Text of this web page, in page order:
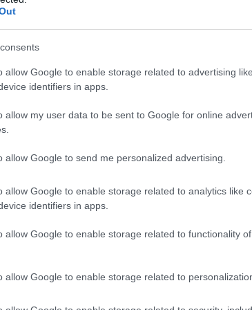
allow Google to enable storage related to advertising
identifiers in apps.
allow my user data to be sent to Google for online
allow Google to send me personalized advertising.
allow Google to enable storage related to analytics like
identifiers in apps.
allow Google to enable storage related to functionality
allow Google to enable storage related to
a
7.
8.
Az
8